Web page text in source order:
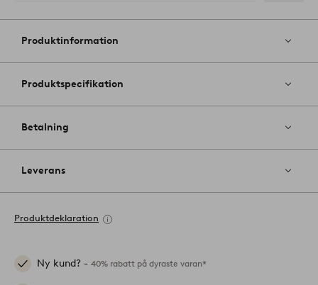
till
favoriter
Produktinformation
Produktspecifikation
Betalning
Leverans
Produktdeklaration
Ny kund? - 40% rabatt på dyraste varan*